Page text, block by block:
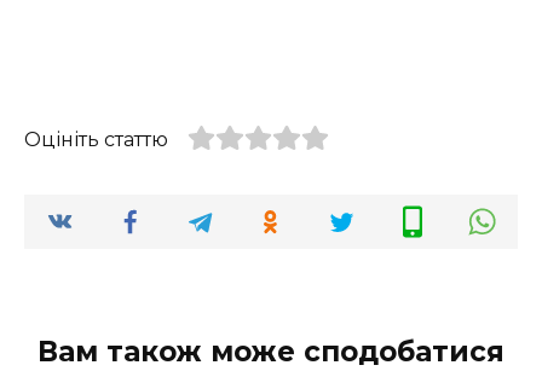
Оцініть статтю
Вам також може сподобатися